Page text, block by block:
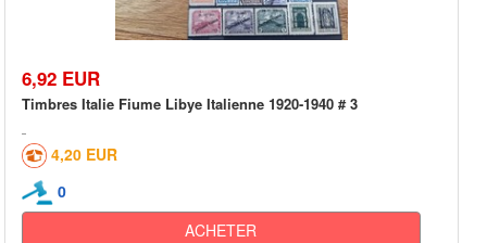
6,92 EUR
Timbres Italie Fiume Libye Italienne 1920-1940 # 3
4,20 EUR
0
ACHETER